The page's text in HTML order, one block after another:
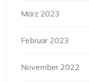
März 2023
Februar 2023
November 2022